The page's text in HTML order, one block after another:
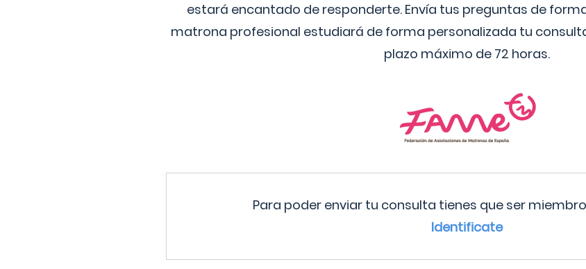
estará encantado de responderte. Envía tus preguntas de
matrona profesional estudiará de forma personalizada tu
plazo máximo de 72 horas.
Para poder enviar tu consulta tienes que ser miembro
Identificate